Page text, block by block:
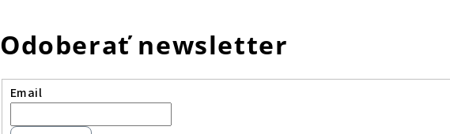
Odoberať newsletter
Email